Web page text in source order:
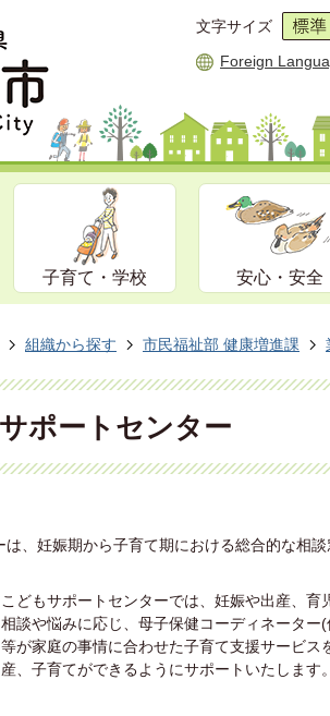
文字サイズ
Foreign
子育て・学校 安心・安全
組織から探す 市民福祉部 健康増進課
ポートセンター
、妊娠期から子育て期における総合的な相談
こどもサポートセンターでは、妊娠や出産、
相談や悩みに応じ、母子保健コーディネーター
等が家庭の事情に合わせた子育て支援サービス
産、子育てができるようにサポートいたします。